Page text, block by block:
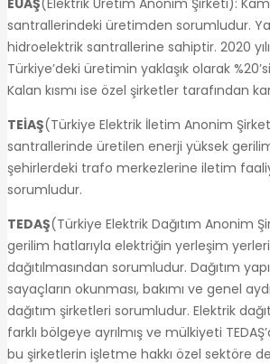
santrallerindeki üretimden sorumludur.
hidroelektrik santrallerine sahiptir. 2020
Türkiye’deki üretimin yaklaşık olarak
Kalan kısmı ise özel şirketler tarafından
TEİAŞ(Türkiye Elektrik İletim Anonim
santrallerinde üretilen enerji yüksek
şehirlerdeki trafo merkezlerine iletim
sorumludur.
TEDAŞ(Türkiye Elektrik Dağıtım Anonim
gerilim hatlarıyla elektriğin yerleşim
dağıtılmasından sorumludur. Dağıtım
sayaçların okunması, bakımı ve genel
dağıtım şirketleri sorumludur. Elektrik
farklı bölgeye ayrılmış ve mülkiyeti
bu şirketlerin işletme hakkı özel sektöre